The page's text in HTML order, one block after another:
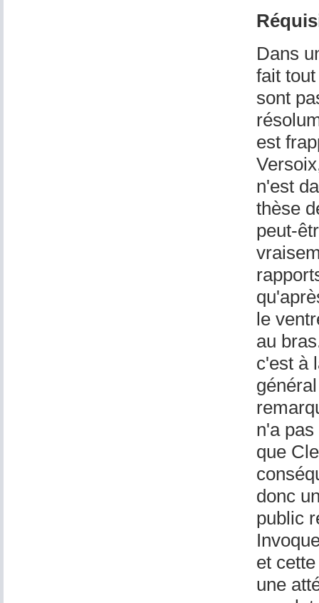
Dans
fait
sont
est
n'est
thèse
peut-
le
au
c'est à
n'a
que
donc
public
et
une